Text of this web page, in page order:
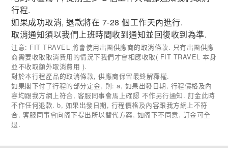
行程.
如果成功取消, 退款將在 7-28 個工作天內進行.
取消通知須以我們上班時間收到通知並回復收到為準.
注意: FIT TRAVEL 將會使用出團供應商的取消條款. 只有出團供應
商需要收取取消費用的情況下我們才會相應收取( FIT TRAVEL 本身
並不收取額外取消費用 ).
對於本行程產品的取消條款, 供應商保留最終解釋權.
如果閣下付了行程的部分定金, 則: a, 如果出發日期, 行程價格及內
容均跟我方網上符合, 客服同事會馬上確認 不作另行通知. 訂金此時
不作任何退款. b, 如果出發日期, 行程價格及內容跟我方網上不符
合, 客服同事會向阁下提出所以替代方案, 如阁下不同意, 訂金可全
退.